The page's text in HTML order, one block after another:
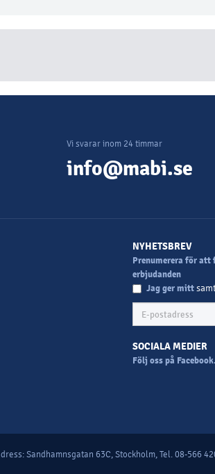
Vi svarar inom 24 timmar
info@mabi.se
NYHETSBREV
Prenumerera för att
erbjudanden
Jag ger mitt
SOCIALA MEDIER
Följ oss ​​på Facebook.
Sandhamnsgatan 63C, Stockholm, Tel. 08-566